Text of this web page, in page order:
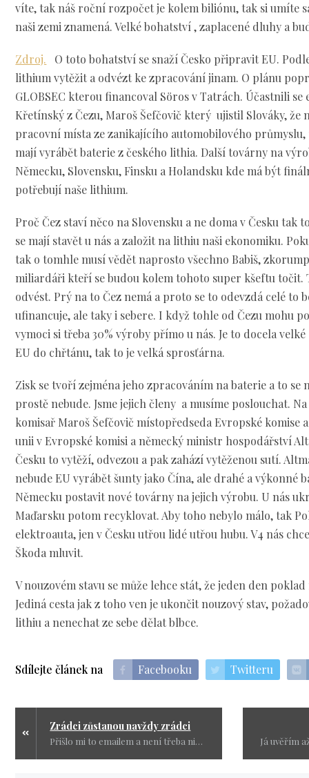
víte, tak náš roční rozpočet je kolem biliónu, tak si umíte
naši zemi znamená. Velké bohatství , zaplacené dluhy a
Zdroj. O toto bohatství se snaží Česko připravit EU.
lithium vytěžit a odvézt ke zpracování jinam. O plánu
GLOBSEC kterou financoval Söros v Tatrách. Účastnili
Křetínský z Čezu, Maroš Šefčovič který ujistil Slováky, že
pracovní místa ze zanikajícího automobilového průmyslu,
mají vyrábět baterie z českého lithia. Další továrny na
Německu, Slovensku, Finsku a Holandsku kde má být
potřebují naše lithium.
Proč Čez staví něco na Slovensku a ne doma v Česku tak
se mají stavět u nás a založit na lithiu naši ekonomiku.
tak o tomhle musí vědět naprosto všechno Babiš,
miliardáři kteří se budou kolem tohoto super kšeftu točit.
odvést. Prý na to Čez nemá a proto se to odevzdá celé to
ufinancuje, ale taky i sebere. I když tohle od Čezu mohu
vymoci si třeba 30% výroby přímo u nás. Je to docela
EU do chřtánu, tak to je velká sprosťárna.
Zisk se tvoří zejména jeho zpracováním na baterie a to se
prostě nebude. Jsme jejich členy a musíme poslouchat.
komisař Maroš Šefčovič místopředseda Evropské komise
unii v Evropské komisi a německý ministr hospodářství
Česku to vytěží, odvezou a pak zahází vytěženou sutí.
nebude EU vyrábět šunty jako Čína, ale drahé a výkonné
Německu postavit nové továrny na jejich výrobu. U nás
Maďarsku potom recyklovat. Aby toho nebylo málo, tak
elektroauta, jen v Česku utřou lidé utřou hubu. V4 nás
Škoda mluvit.
V nouzovém stavu se může lehce stát, že jeden den
Jediná cesta jak z toho ven je ukončit nouzový stav,
lithiu a nenechat ze sebe dělat blbce.
Sdílejte článek na Facebooku Twitteru
Zrádci zůstanou navždy zrádci
Přišlo mi to emailem a není třeba nic na tom přetvářet a převádět do článku, protože tak jak to neznámý autor udělal, tak je to naprosto dokonalé.